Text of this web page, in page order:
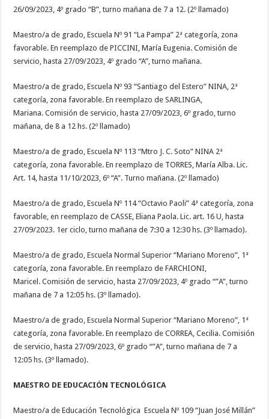
26/09/2023, 4º grado “B”, turno mañana de 7 a 12. (2º llamado)
Maestro/a de grado, Escuela Nº 91 “La Pampa” 2ª categoría, zona
favorable. En reemplazo de PICCINI, María Eugenia. Comisión de
servicio, hasta 27/09/2023, 4º grado “A”, turno mañana.
Maestro/a de grado, Escuela Nº 93 “Santiago del Estero” NINA, 2ª
categoría, zona favorable. En reemplazo de SARLINGA,
Mariana. Comisión de servicio, hasta 27/09/2023, 6º grado, turno
mañana, de 8 a 12 hs. (2º llamado)
Maestro/a de grado, Escuela Nº 113 “Mtro J. C. Soto” NINA 2ª
categoría, zona favorable. En reemplazo de TORRES, María Alba. Lic.
Art. 14, hasta 11/10/2023, 6º “A”. Turno mañana. (2º llamado)
Maestro/a de grado, Escuela Nº 114 “Octavio Paoli” 4ª categoría, zona
favorable, en reemplazo de CASSE, Eliana Paola. Lic. art. 16 U, hasta
27/09/2023. 1er ciclo, turno mañana de 7:30 a 12:30 hs. (3º llamado).
Maestro/a de grado, Escuela Normal Superior “Mariano Moreno”, 1ª
categoría, zona favorable. En reemplazo de FARCHIONI,
Maricel. Comisión de servicio, hasta 27/09/2023, 4º grado “”A”, turno
mañana de 7 a 12:05 hs. (3º llamado).
Maestro/a de grado, Escuela Normal Superior “Mariano Moreno”, 1ª
categoría, zona favorable. En reemplazo de CORREA, Cecilia. Comisión
de servicio, hasta 27/09/2023, 6º grado “”A”, turno mañana de 7 a
12:05 hs. (3º llamado).
MAESTRO DE EDUCACIÓN TECNOLÓGICA
Maestro/a de Educación Tecnológica Escuela Nº 109 “Juan José Millán”